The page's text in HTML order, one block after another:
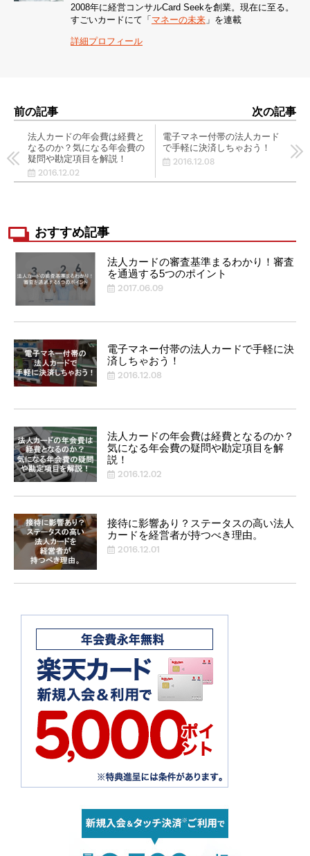
2008年に経営コンサルCard Seekを創業。現在に至る。
すごいカードにて「 マネーの未来 」を連載
詳細プロフィール
前の記事 次の記事
法人カードの年会費は経費と
なるのか？気になる年会費の
疑問や勘定項目を解説！
2016.12.02
電子マネー付帯の法人カード
で手軽に決済しちゃおう！
2016.12.08
おすすめ記事
法人カードの審査基準まるわかり！審査
を通過する5つのポイント
2017.06.09
電子マネー付帯の法人カードで手軽に決
済しちゃおう！
2016.12.08
法人カードの年会費は経費となるのか？
気になる年会費の疑問や勘定項目を解
説！
2016.12.02
接待に影響あり？ステータスの高い法人
カードを経営者が持つべき理由。
2016.12.01